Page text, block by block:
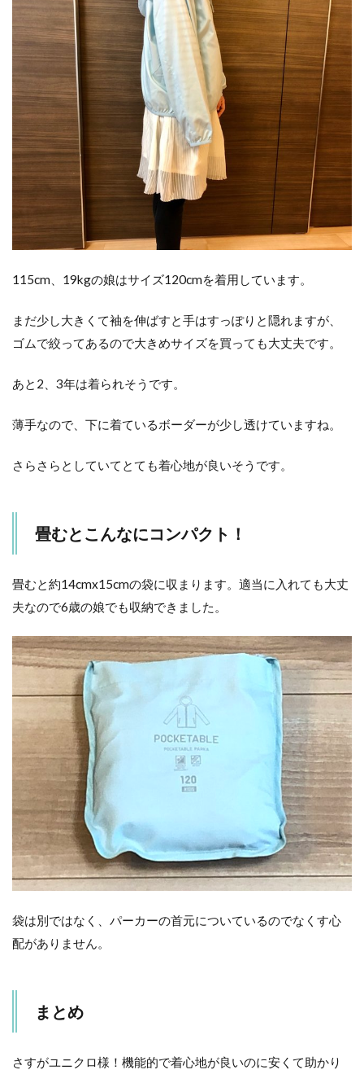
115cm、19kgの娘はサイズ120cmを着用しています。
まだ少し大きくて袖を伸ばすと手はすっぽりと隠れますが、
ゴムで絞ってあるので大きめサイズを買っても大丈夫です。
あと2、3年は着られそうです。
薄手なので、下に着ているボーダーが少し透けていますね。
さらさらとしていてとても着心地が良いそうです。
畳むとこんなにコンパクト！
畳むと約14cmx15cmの袋に収まります。適当に入れても大丈
夫なので6歳の娘でも収納できました。
袋は別ではなく、パーカーの首元についているのでなくす心
配がありません。
まとめ
さすがユニクロ様！機能的で着心地が良いのに安くて助かり